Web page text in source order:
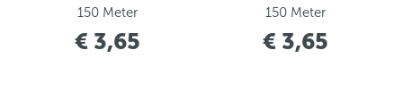
150 Meter
€ 3,65
150 Meter
€ 3,65